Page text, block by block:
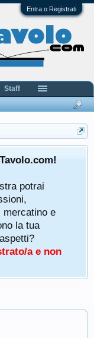
Entra o Registrati
potrai
mercatino e
la tua
a e non
Staff